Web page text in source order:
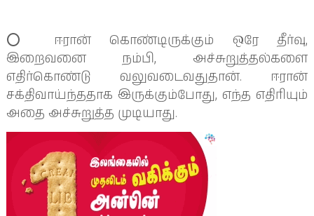
⭕️ ஈரான் கொண்டிருக்கும் ஒரே தீர்வு,
இறைவனை நம்பி, அச்சுறுத்தல்களை
எதிர்கொண்டு வலுவடைவதுதான். ஈரான்
சக்திவாய்ந்ததாக இருக்கும்போது, ​​எந்த எதிரியும்
அதை அச்சுறுத்த முடியாது.